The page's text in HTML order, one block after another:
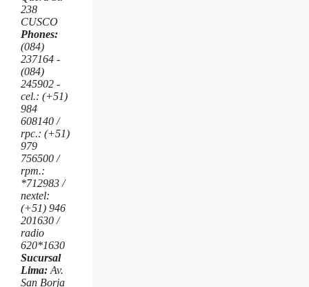
238
CUSCO
Phones:
(084)
237164 -
(084)
245902 -
cel.: (+51)
984
608140 /
rpc.: (+51)
979
756500 /
rpm.:
*712983 /
nextel:
(+51) 946
201630 /
radio
620*1630
Sucursal
Lima: Av.
San Borja